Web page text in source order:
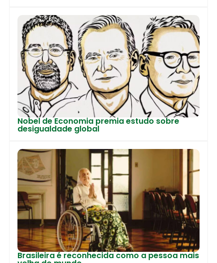
Nobel de Economia premia estudo sobre
desigualdade global
Brasileira é reconhecida como a pessoa mais